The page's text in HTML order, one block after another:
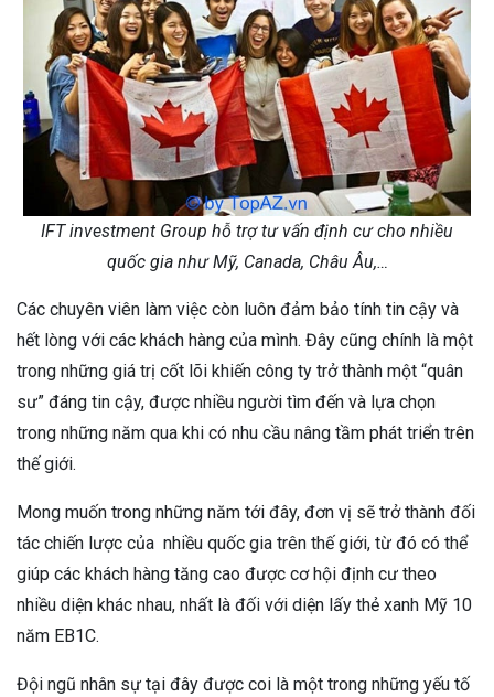
IFT investment Group hỗ trợ tư vấn định cư cho nhiều
quốc gia như Mỹ, Canada, Châu Âu,…
Các chuyên viên làm việc còn luôn đảm bảo tính tin cậy và
hết lòng với các khách hàng của mình. Đây cũng chính là một
trong những giá trị cốt lõi khiến công ty trở thành một “quân
sư” đáng tin cậy, được nhiều người tìm đến và lựa chọn
trong những năm qua khi có nhu cầu nâng tầm phát triển trên
thế giới.
Mong muốn trong những năm tới đây, đơn vị sẽ trở thành đối
tác chiến lược của nhiều quốc gia trên thế giới, từ đó có thể
giúp các khách hàng tăng cao được cơ hội định cư theo
nhiều diện khác nhau, nhất là đối với diện lấy thẻ xanh Mỹ 10
năm EB1C.
Đội ngũ nhân sự tại đây được coi là một trong những yếu tố